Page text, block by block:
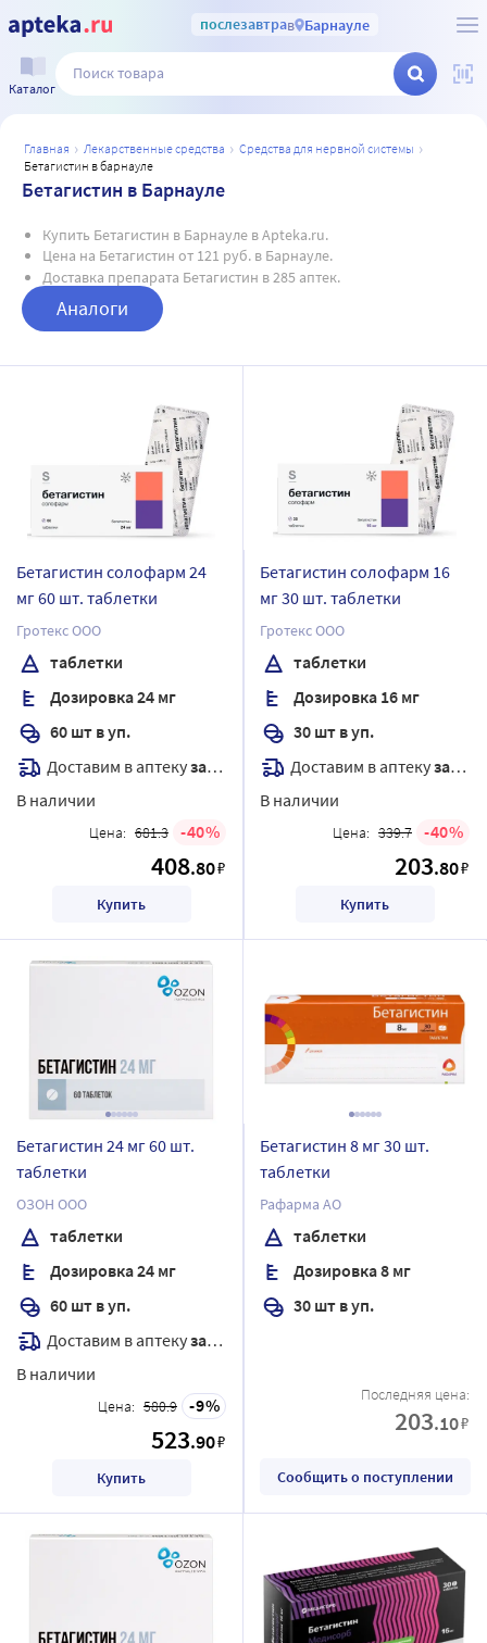
послезавтрав Барнауле
Каталог
главная лекарственные средства
средства для нервной системы
бетагистин в барнауле
Бетагистин в Барнауле
Купить Бетагистин в Барнауле в Apteka.ru.
Цена на Бетагистин от 121 руб. в Барнауле.
Доставка препарата Бетагистин в 285 аптек.
Аналоги
Бетагистин солофарм 24
мг 60 шт. таблетки
Гротекс ООО
таблетки
Дозировка 24 мг
60 шт в уп.
Доставим в аптекузавтра
В наличии
Цена: 681.3 40
408.80₽
Купить
Бетагистин солофарм 16
мг 30 шт. таблетки
Гротекс ООО
таблетки
Дозировка 16 мг
30 шт в уп.
Доставим в аптекузавтра
В наличии
Цена: 339.7 40
203.80₽
Купить
Бетагистин 24 мг 60 шт.
таблетки
ОЗОН ООО
таблетки
Дозировка 24 мг
60 шт в уп.
Доставим в аптекузавтра
В наличии
Цена: 580.9 9
523.90₽
Купить
Бетагистин 8 мг 30 шт.
таблетки
Рафарма АО
таблетки
Дозировка 8 мг
30 шт в уп.
Последняя цена:
203.10₽
Сообщить о поступлении